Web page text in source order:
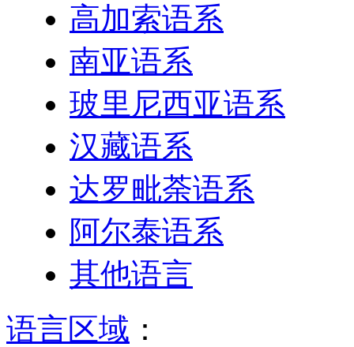
高加索语系
南亚语系
玻里尼西亚语系
汉藏语系
达罗毗荼语系
阿尔泰语系
其他语言
语言区域 ：